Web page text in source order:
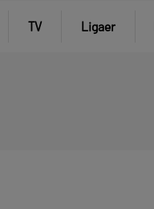
TV Ligaer